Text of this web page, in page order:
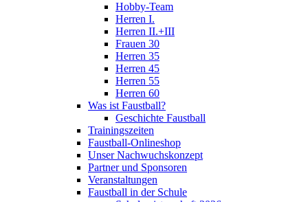
Hobby-Team
Herren I.
Herren II.+III
Frauen 30
Herren 35
Herren 45
Herren 55
Herren 60
Was ist Faustball?
Geschichte Faustball
Trainingszeiten
Faustball-Onlineshop
Unser Nachwuchskonzept
Partner und Sponsoren
Veranstaltungen
Faustball in der Schule